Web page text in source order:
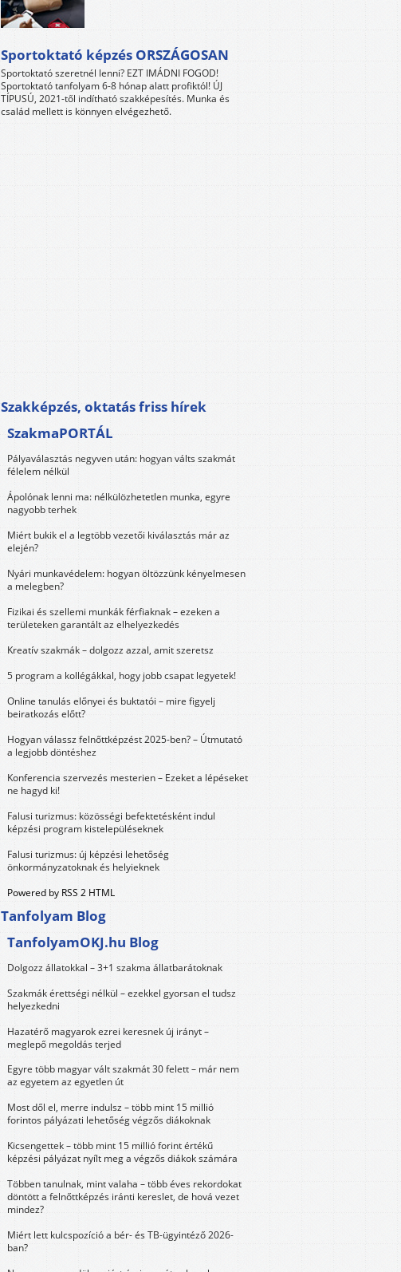
Sportoktató képzés ORSZÁGOSAN
Sportoktató szeretnél lenni? EZT IMÁDNI FOGOD!
Sportoktató tanfolyam 6-8 hónap alatt profiktól! ÚJ
TÍPUSÚ, 2021-től indítható szakképesítés. Munka és
család mellett is könnyen elvégezhető.
Szakképzés, oktatás friss hírek
SzakmaPORTÁL
Pályaválasztás negyven után: hogyan válts szakmát
félelem nélkül
Ápolónak lenni ma: nélkülözhetetlen munka, egyre
nagyobb terhek
Miért bukik el a legtöbb vezetői kiválasztás már az
elején?
Nyári munkavédelem: hogyan öltözzünk kényelmesen
a melegben?
Fizikai és szellemi munkák férfiaknak – ezeken a
területeken garantált az elhelyezkedés
Kreatív szakmák – dolgozz azzal, amit szeretsz
5 program a kollégákkal, hogy jobb csapat legyetek!
Online tanulás előnyei és buktatói – mire figyelj
beiratkozás előtt?
Hogyan válassz felnőttképzést 2025-ben? – Útmutató
a legjobb döntéshez
Konferencia szervezés mesterien – Ezeket a lépéseket
ne hagyd ki!
Falusi turizmus: közösségi befektetésként indul
képzési program kistelepüléseknek
Falusi turizmus: új képzési lehetőség
önkormányzatoknak és helyieknek
Powered by RSS 2 HTML
Tanfolyam Blog
TanfolyamOKJ.hu Blog
Dolgozz állatokkal – 3+1 szakma állatbarátoknak
Szakmák érettségi nélkül – ezekkel gyorsan el tudsz
helyezkedni
Hazatérő magyarok ezrei keresnek új irányt –
meglepő megoldás terjed
Egyre több magyar vált szakmát 30 felett – már nem
az egyetem az egyetlen út
Most dől el, merre indulsz – több mint 15 millió
forintos pályázati lehetőség végzős diákoknak
Kicsengettek – több mint 15 millió forint értékű
képzési pályázat nyílt meg a végzős diákok számára
Többen tanulnak, mint valaha – több éves rekordokat
döntött a felnőttképzés iránti kereslet, de hová vezet
mindez?
Miért lett kulcspozíció a bér- és TB-ügyintéző 2026-
ban?